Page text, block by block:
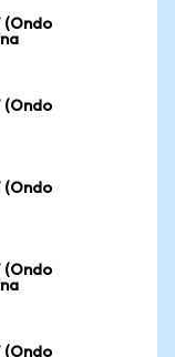
(Ondo
(Ondo
(Ondo
(Ondo
(Ondo